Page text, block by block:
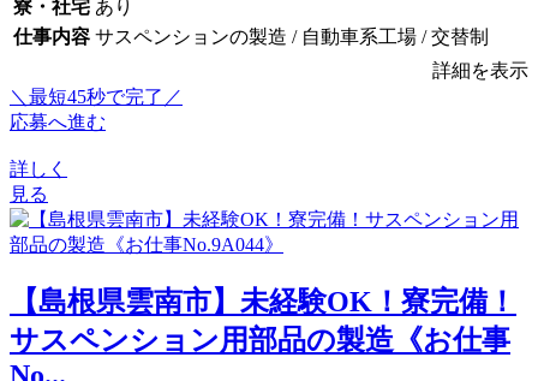
寮・社宅 あり
仕事内容 サスペンションの製造 / 自動車系工場 / 交替制
詳細を表示
＼最短45秒で完了／
応募へ進む
詳しく
見る
【島根県雲南市】未経験OK！寮完備！
サスペンション用部品の製造《お仕事
No...